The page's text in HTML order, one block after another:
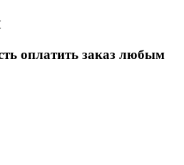
оплатить заказ любым